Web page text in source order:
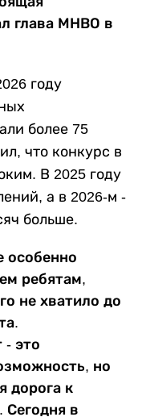
глава МНВО в
году
более 75
что конкурс в
В 2025 году
а в 2026-м -
больше.
особенно
ребятам,
не хватило до
- это
но
дорога к
в